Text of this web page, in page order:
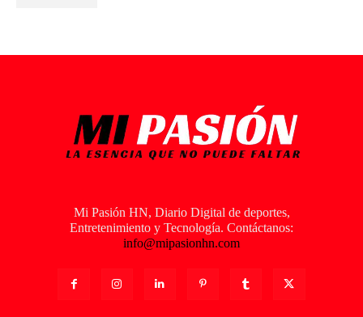
Mi Pasión HN, Diario Digital de deportes,
Entretenimiento y Tecnología. Contáctanos:
info@mipasionhn.com